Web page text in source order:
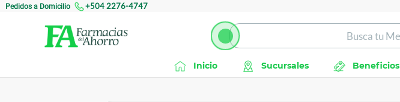
Pedidos a Domicilio +504 2276-4747
Inicio Sucursales Beneficios